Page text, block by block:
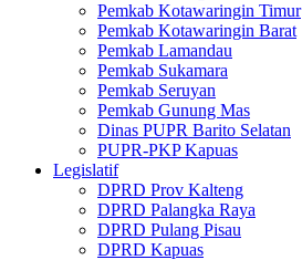
Pemkab Kotawaringin Timur
Pemkab Kotawaringin Barat
Pemkab Lamandau
Pemkab Sukamara
Pemkab Seruyan
Pemkab Gunung Mas
Dinas PUPR Barito Selatan
PUPR-PKP Kapuas
Legislatif
DPRD Prov Kalteng
DPRD Palangka Raya
DPRD Pulang Pisau
DPRD Kapuas